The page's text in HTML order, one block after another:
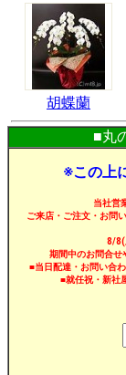
胡蝶蘭
■丸
※この上
当社営
ご来店・ご注文・お問
8/8(
期間中のお問合
■当日配達・お問い合
■就任祝・新社